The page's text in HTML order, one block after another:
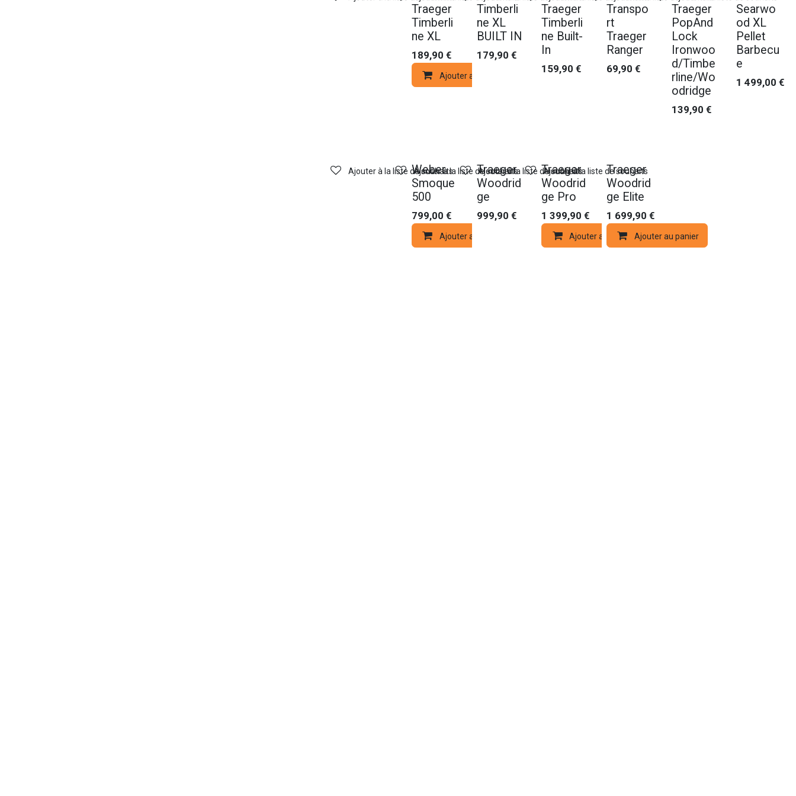
Traeger
Timberli
ne XL
189,90 €
Ajouter au panier
Timberli
ne XL
BUILT IN
179,90 €
Traeger
Timberli
ne Built-
In
159,90 €
Transpo
rt
Traeger
Ranger
69,90 €
Traeger
PopAnd
Lock
Ironwoo
d/Timbe
rline/Wo
odridge
139,90 €
Searwo
od XL
Pellet
Barbecu
e
1 499,00 €
Weber
Smoque
500
799,00 €
Ajouter au panier
Ajouter à la liste de souhaits Nouveau !
Traeger
Woodrid
ge
999,90 €
Ajouter à la liste de souhaits Nouveau !
Traeger
Woodrid
ge Pro
1 399,90 €
Ajouter au panier
Ajouter à la liste de souhaits Nouveau !
Traeger
Woodrid
ge Elite
1 699,90 €
Ajouter au panier
Ajouter à la liste de souhaits